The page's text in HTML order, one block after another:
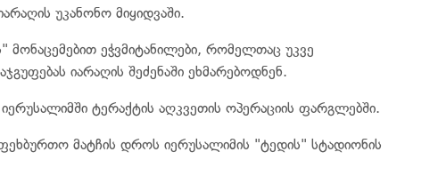
უკანონო მიყიდვაში.
მონაცემებით ეჭვმიტანილები, რომელთაც უკვე
იარაღის შეძენაში ეხმარებოდნენ.
ტერაქტის აღკვეთის ოპერაციის ფარგლებში.
მატჩის დროს იერუსალიმის "ტედის" სტადიონის